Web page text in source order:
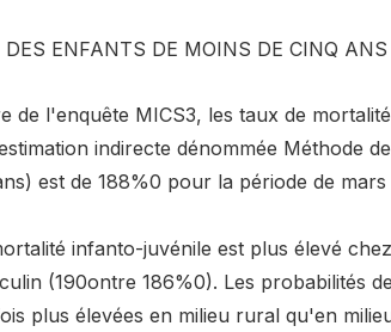
DES ENFANTS DE MOINS DE CINQ ANS
de l'enquête MICS3, les taux de
indirecte dénommée Méthode
est de 188%0 pour la période de
infanto-juvénile est plus élevé
(190ontre 186%0). Les probabilités
plus élevées en milieu rural qu'en